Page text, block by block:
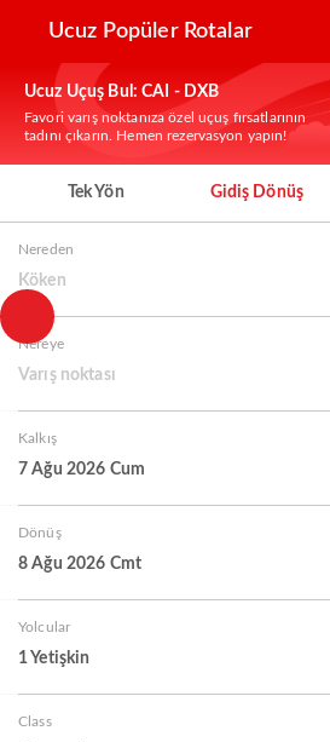
Ucuz Popüler Rotalar
Ucuz Uçuş Bul: CAI - DXB
Favori varış noktanıza özel uçuş fırsatlarının
tadını çıkarın. Hemen rezervasyon yapın!
Tek Yön Gidiş Dönüş
Nereden
Köken
Nereye
Varış noktası
Kalkış
7 Ağu 2026 Cum
Dönüş
8 Ağu 2026 Cmt
Yolcular
1 Yetişkin
Class